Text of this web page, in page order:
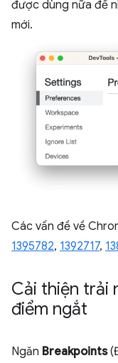
được dùng nữa để
mới.
Các vấn đề về
1395782, 1392717,
Cải thiện trải
điểm ngắt
Ngăn Breakpoints